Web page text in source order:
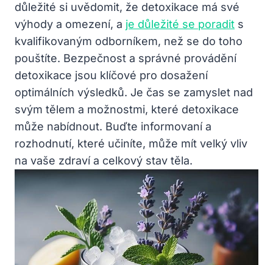
důležité ⁢si uvědomit, že detoxikace má své
výhody ⁢a ⁢omezení, ‌a ⁢ je důležité se poradit s
kvalifikovaným odborníkem, než‌ se do toho
pouštíte. Bezpečnost a správné ⁤provádění
detoxikace jsou klíčové pro dosažení
optimálních výsledků. Je‌ čas se zamyslet nad
svým tělem a možnostmi, které ‍detoxikace
může nabídnout. Buďte informovaní a ​
rozhodnutí, které učiníte, ⁢může ​mít velký vliv
na vaše zdraví a‍ celkový stav‍ těla.